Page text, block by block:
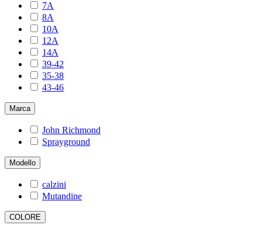
7A
8A
10A
12A
14A
39-42
35-38
43-46
Marca
John Richmond
Sprayground
Modello
calzini
Mutandine
COLORE